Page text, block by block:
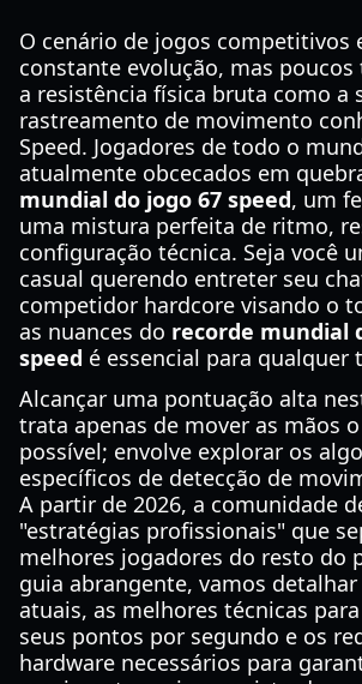
O cenário de jogos competitivos
constante evolução, mas
a resistência física bruta como a
rastreamento de movimento
Speed. Jogadores de todo o
atualmente obcecados em
mundial do jogo 67 speed, um
uma mistura perfeita de ritmo,
configuração técnica. Seja você
casual querendo entreter seu
competidor hardcore visando o
as nuances do recorde mundial
speed é essencial para qualquer
Alcançar uma pontuação alta
trata apenas de mover as mãos
possível; envolve explorar os
específicos de detecção de
A partir de 2026, a comunidade
"estratégias profissionais" que
melhores jogadores do resto do
guia abrangente, vamos
atuais, as melhores técnicas
seus pontos por segundo e os
hardware necessários para